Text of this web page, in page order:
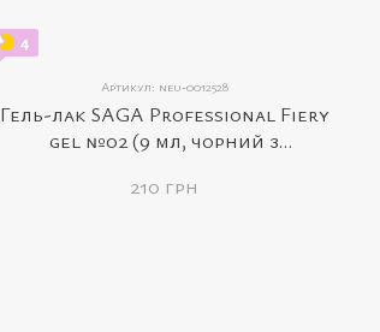
4
Артикул: neu-0012528
Гель-лак SAGA Professional Fiery
gel №02 (9 мл, чорний з
210 грн